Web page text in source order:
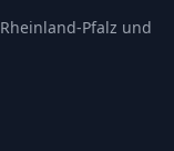
Pfalz und